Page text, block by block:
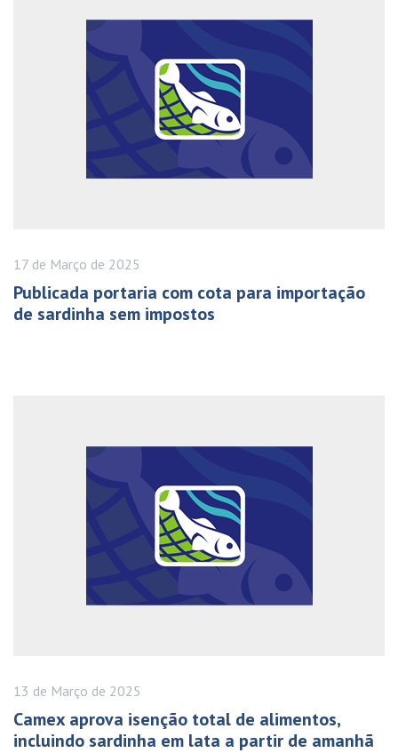
17 de Março de 2025
Publicada portaria com cota para importação
de sardinha sem impostos
13 de Março de 2025
Camex aprova isenção total de alimentos,
incluindo sardinha em lata a partir de amanhã